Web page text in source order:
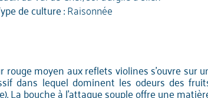
de culture :Raisonnée
rouge moyen aux reflets violines s'ouvre sur
dans lequel dominent les odeurs des
La bouche à l'attaque souple offre une